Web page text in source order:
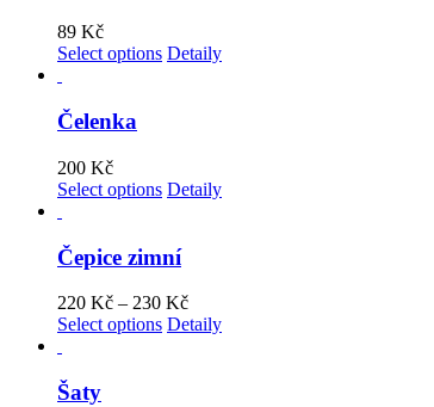
89 Kč
Select options Detaily
Čelenka
200 Kč
Select options Detaily
Čepice zimní
220 Kč – 230 Kč
Select options Detaily
Šaty